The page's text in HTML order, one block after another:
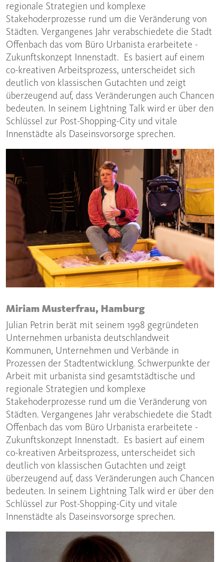
regionale Strategien und komplexe
Stakehoderprozesse rund um die Veränderung von
Städten. Vergangenes Jahr verabschiedete die Stadt
Offenbach das vom Büro Urbanista erarbeitete ­
Zukunftskonzept Innenstadt. Es basiert auf einem
co-kreativen Arbeitsprozess, unterscheidet sich
deutlich von klassischen Gutachten und zeigt
überzeugend auf, dass Veränderungen auch Chancen
bedeuten. In seinem Lightning Talk wird er über den
Schlüssel zur Post-Shopping-City und vitale
Innenstädte als Daseinsvorsorge sprechen.
Miriam Musterfrau, Hamburg
Julian Petrin berät mit seinem 1998 gegründeten
Unternehmen urbanista deutschlandweit
Kommunen, Unternehmen und Verbände in
Prozessen der Stadtentwicklung. Schwerpunkte der
Arbeit mit urbanista sind gesamtstädtische und
regionale Strategien und komplexe
Stakehoderprozesse rund um die Veränderung von
Städten. Vergangenes Jahr verabschiedete die Stadt
Offenbach das vom Büro Urbanista erarbeitete ­
Zukunftskonzept Innenstadt. Es basiert auf einem
co-kreativen Arbeitsprozess, unterscheidet sich
deutlich von klassischen Gutachten und zeigt
überzeugend auf, dass Veränderungen auch Chancen
bedeuten. In seinem Lightning Talk wird er über den
Schlüssel zur Post-Shopping-City und vitale
Innenstädte als Daseinsvorsorge sprechen.